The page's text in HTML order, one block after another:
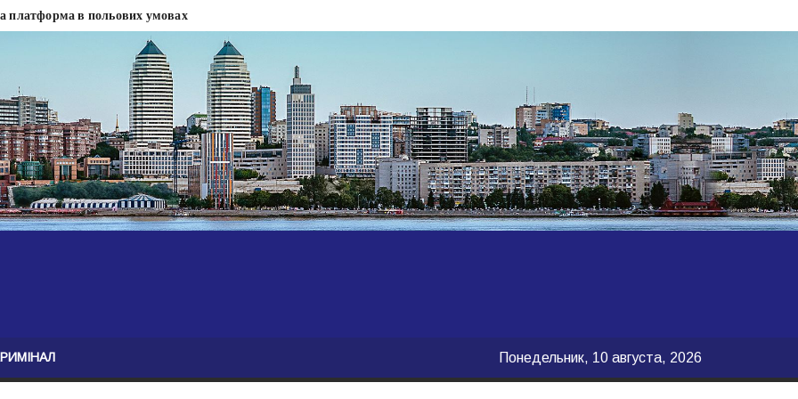
платформа в польових умовах
міськради Дніпра — ЗМІ
нелегального бізнесу, збагатився під час війни — ЗМІ
записали звернення про ситуацію на фронті
Безугла закликає валити Сирського
моду
керівництва армії
Понедельник, 10 августа, 2026